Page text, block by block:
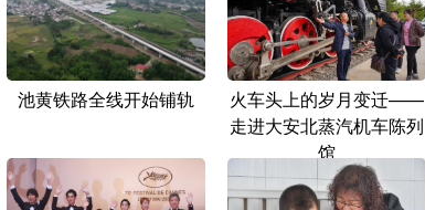
池黄铁路全线开始铺轨
火车头上的岁月变迁——
走进大安北蒸汽机车陈列
馆